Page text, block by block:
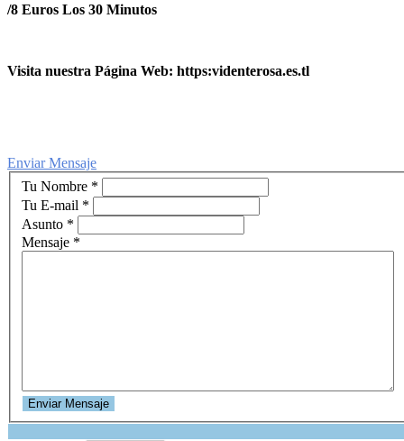
/8 Euros Los 30 Minutos
Visita nuestra Página Web: https:videnterosa.es.tl
Enviar Mensaje
Tu Nombre *
Tu E-mail *
Asunto *
Mensaje *